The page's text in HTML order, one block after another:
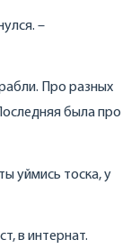
–
Про разных
была про
уймись тоска, у
в интернат.